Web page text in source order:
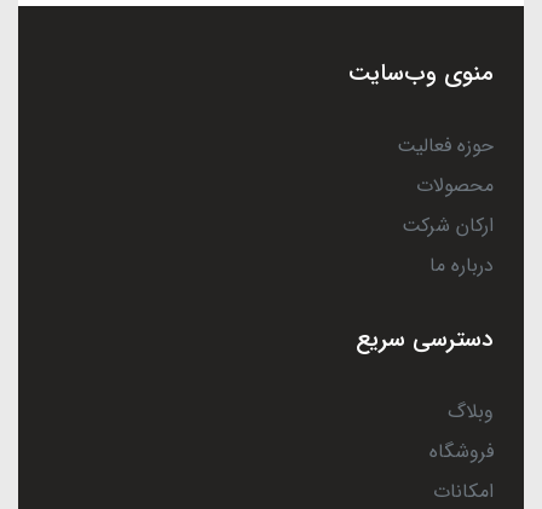
منوی وب‌سایت
حوزه فعالیت
محصولات
ارکان شرکت
درباره ما
دسترسی سریع
وبلاگ
فروشگاه
امکانات